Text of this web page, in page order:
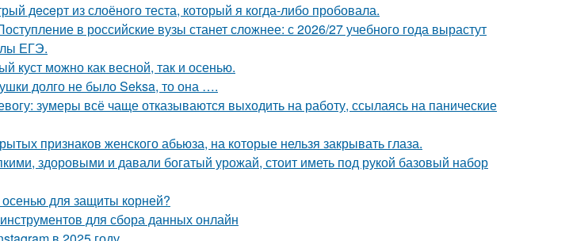
дeceрт из слоёного теста, который я когда-либо пробовала.
в российские вузы станет сложнее: с 2026/27 учебного года вырастут
ЕГЭ.
куст можно как весной, так и осенью.
долго не было Seksa, то она ….
зумеры всё чаще отказываются выходить на работу, ссылаясь на панические
признаков женского абьюза, на которые нельзя закрывать глаза.
здоровыми и давали богатый урожай, стоит иметь под рукой базовый набор
для защиты корней?
для сбора данных онлайн